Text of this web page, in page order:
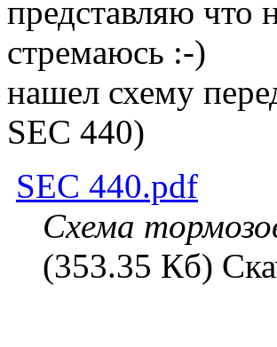
представляю что
стремаюсь :-)
нашел схему
SEC 440)
SEC 440.pdf
Схема
(353.35 Кб)